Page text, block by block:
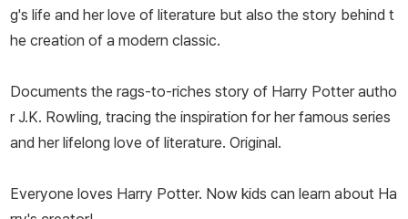
g's life and her love of literature but also the story behind t
he creation of a modern classic.
Documents the rags-to-riches story of Harry Potter autho
r J.K. Rowling, tracing the inspiration for her famous series
and her lifelong love of literature. Original.
Everyone loves Harry Potter. Now kids can learn about Ha